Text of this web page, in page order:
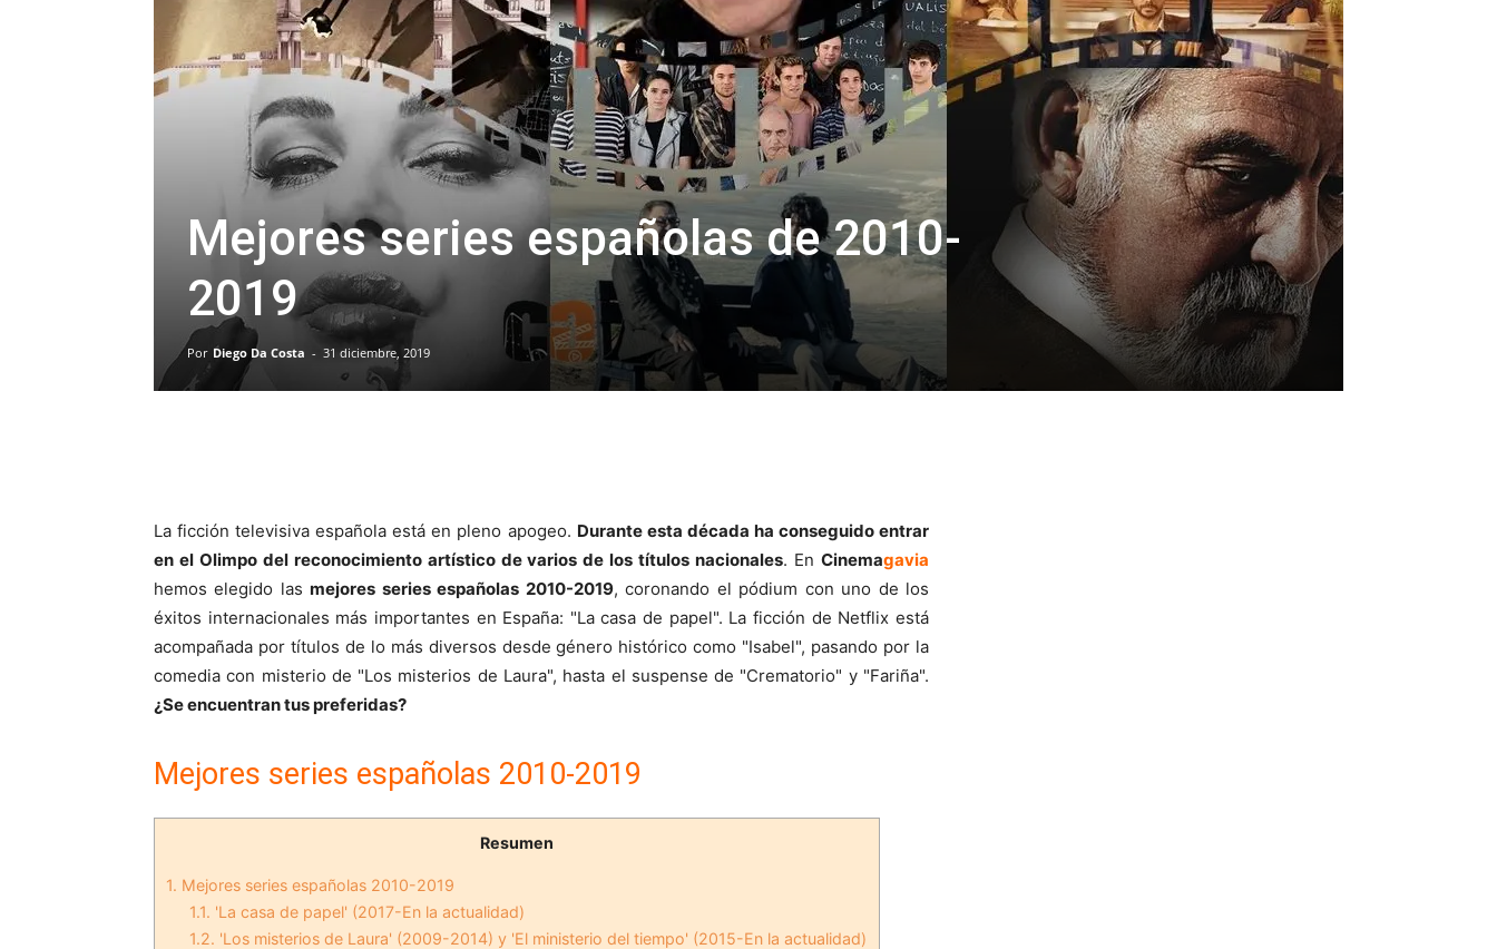
Mejores series españolas de 2010-
2019
Por Diego Da Costa - 31 diciembre, 2019
La ficción televisiva española está en pleno apogeo. Durante esta década ha conseguido entrar
en el Olimpo del reconocimiento artístico de varios de los títulos nacionales. EnCinemagavia
hemos elegido lasmejores series españolas 2010-2019, coronando el pódium con uno de los
éxitos internacionales más importantes en España: "La casa de papel". La ficción de Netflix está
acompañada por títulos de lo más diversos desde género histórico como "Isabel", pasando por la
comedia con misterio de "Los misterios de Laura", hasta el suspense de "Crematorio" y "Fariña".
¿Se encuentran tus preferidas?
Mejores series españolas 2010-2019
Resumen
1. Mejores series españolas 2010-2019
1.1. 'La casa de papel' (2017-En la actualidad)
1.2. 'Los misterios de Laura' (2009-2014) y 'El ministerio del tiempo' (2015-En la actualidad)